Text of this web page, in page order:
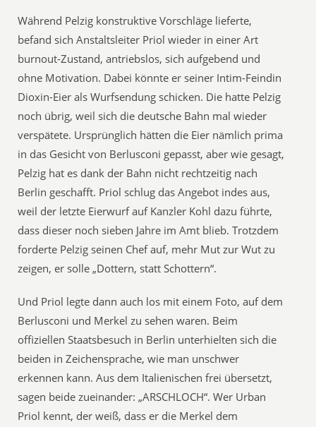
Während Pelzig konstruktive Vorschläge lieferte,
befand sich Anstaltsleiter Priol wieder in einer Art
burnout-Zustand, antriebslos, sich aufgebend und
ohne Motivation. Dabei könnte er seiner Intim-Feindin
Dioxin-Eier als Wurfsendung schicken. Die hatte Pelzig
noch übrig, weil sich die deutsche Bahn mal wieder
verspätete. Ursprünglich hätten die Eier nämlich prima
in das Gesicht von Berlusconi gepasst, aber wie gesagt,
Pelzig hat es dank der Bahn nicht rechtzeitig nach
Berlin geschafft. Priol schlug das Angebot indes aus,
weil der letzte Eierwurf auf Kanzler Kohl dazu führte,
dass dieser noch sieben Jahre im Amt blieb. Trotzdem
forderte Pelzig seinen Chef auf, mehr Mut zur Wut zu
zeigen, er solle „Dottern, statt Schottern“.
Und Priol legte dann auch los mit einem Foto, auf dem
Berlusconi und Merkel zu sehen waren. Beim
offiziellen Staatsbesuch in Berlin unterhielten sich die
beiden in Zeichensprache, wie man unschwer
erkennen kann. Aus dem Italienischen frei übersetzt,
sagen beide zueinander: „ARSCHLOCH“. Wer Urban
Priol kennt, der weiß, dass er die Merkel dem